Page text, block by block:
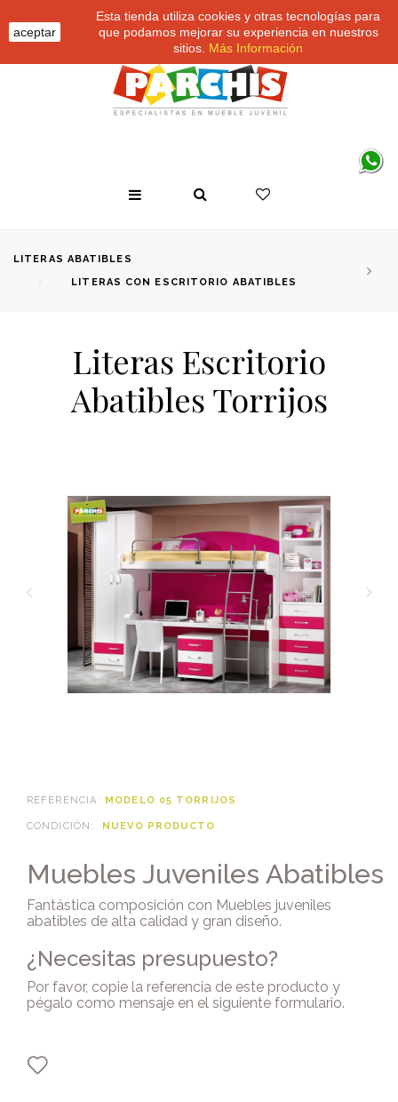
aceptar
Esta tienda utiliza cookies y otras tecnologías para
que podamos mejorar su experiencia en nuestros
sitios. Más Información
LITERAS ABATIBLES
LITERAS CON ESCRITORIO ABATIBLES
REFERENCIA MODELO 05 TORRIJOS
CONDICIÓN: NUEVO PRODUCTO
Literas Escritorio
Abatibles Torrijos
Muebles Juveniles Abatibles
Fantástica composición con Muebles juveniles
abatibles de alta calidad y gran diseño.
¿Necesitas presupuesto?
Por favor, copie la referencia de este producto y
pégalo como mensaje en el siguiente formulario.